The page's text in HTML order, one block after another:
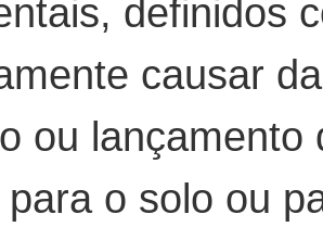
definidos
causar
ou
o solo ou